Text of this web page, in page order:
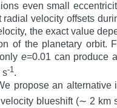
even small
radial velocity offsets
the exact value
of the planetary orbit.
e=0.01 can produce
s-1.
propose an alternative
blueshift (∼ 2 km